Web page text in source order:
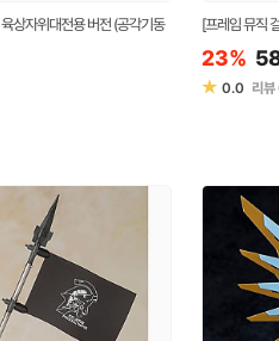
상자위대전용 버전 (공각기동
[프레임 뮤직
23%
★ 0.0 리뷰